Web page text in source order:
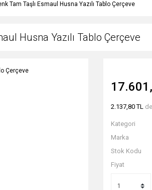
Tam Taşlı Esmaul Husna Yazılı Tablo Çerçeve
Husna Yazılı Tablo Çerçeve
2.137,80 TL
Kategori
Marka
Stok Kodu
Fiyat